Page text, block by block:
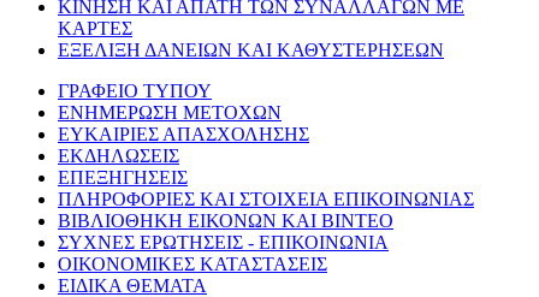
ΚΙΝΗΣΗ ΚΑΙ ΑΠΑΤΗ ΤΩΝ ΣΥΝΑΛΛΑΓΩΝ ΜΕ
ΚΑΡΤΕΣ
ΕΞΕΛΙΞΗ ΔΑΝΕΙΩΝ ΚΑΙ ΚΑΘΥΣΤΕΡΗΣΕΩΝ
ΓΡΑΦΕΙΟ ΤΥΠΟΥ
ΕΝΗΜΕΡΩΣΗ ΜΕΤΟΧΩΝ
ΕΥΚΑΙΡΙΕΣ ΑΠΑΣΧΟΛΗΣΗΣ
ΕΚΔΗΛΩΣΕΙΣ
ΕΠΕΞΗΓΗΣΕΙΣ
ΠΛΗΡΟΦΟΡΙΕΣ ΚΑΙ ΣΤΟΙΧΕΙΑ ΕΠΙΚΟΙΝΩΝΙΑΣ
ΒΙΒΛΙΟΘΗΚΗ ΕΙΚΟΝΩΝ ΚΑΙ ΒΙΝΤΕΟ
ΣΥΧΝΕΣ ΕΡΩΤΗΣΕΙΣ - ΕΠΙΚΟΙΝΩΝΙΑ
ΟΙΚΟΝΟΜΙΚΕΣ ΚΑΤΑΣΤΑΣΕΙΣ
ΕΙΔΙΚΑ ΘΕΜΑΤΑ